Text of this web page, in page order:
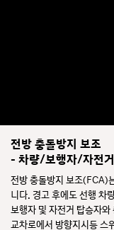
전방 충돌방지 보조
- 차량/보행자/자전
전방 충돌방지 보조(FCA)
니다. 경고 후에도 선행 차
보행자 및 자전거 탑승자
교차로에서 방향지시등 스